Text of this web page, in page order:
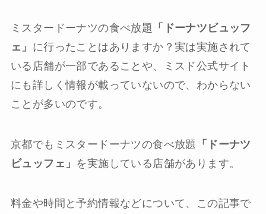
ミスタードーナツの食べ放題 「ドーナツビュッフ
ェ」 に行ったことはありますか？実は実施されて
いる店舗が一部であることや、ミスド公式サイト
にも詳しく情報が載っていないので、わからない
ことが多いのです。
京都でもミスタードーナツの食べ放題
「ドーナツ
ビュッフェ」 を実施している店舗があります。
料金や時間と予約情報などについて、この記事で